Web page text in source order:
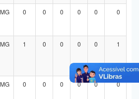
MG 0 0 0 0 0 0
MG 1 0 0 0 0 1
MG 0 0 0 0 0 0